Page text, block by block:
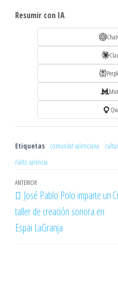
Resumir con IA
Etiquetas comunitat valenciana
rialto valencia
Navegación
de
entradas
Entrada
anterior
ANTERIOR
José Pablo Polo imparte un
taller de creación sonora en
Espai LaGranja